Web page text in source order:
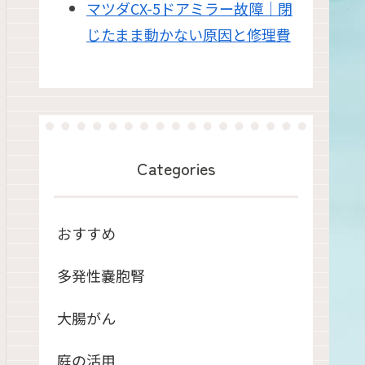
マツダCX-5ドアミラー故障｜閉
じたまま動かない原因と修理費
Categories
おすすめ
多発性嚢胞腎
大腸がん
庭の活用